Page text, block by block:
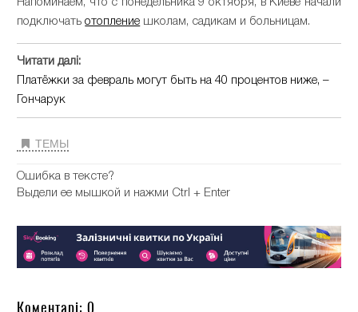
Напоминаем, что с понедельника 9 октября, в Киеве начали
подключатьотопление школам, садикам и больницам.
Читати далі:
Платёжки за февраль могут быть на 40 процентов ниже, –
Гончарук
ТЕМЫ
Ошибка в тексте?
Выдели ее мышкой и нажми Ctrl + Enter
Коментарі: 0